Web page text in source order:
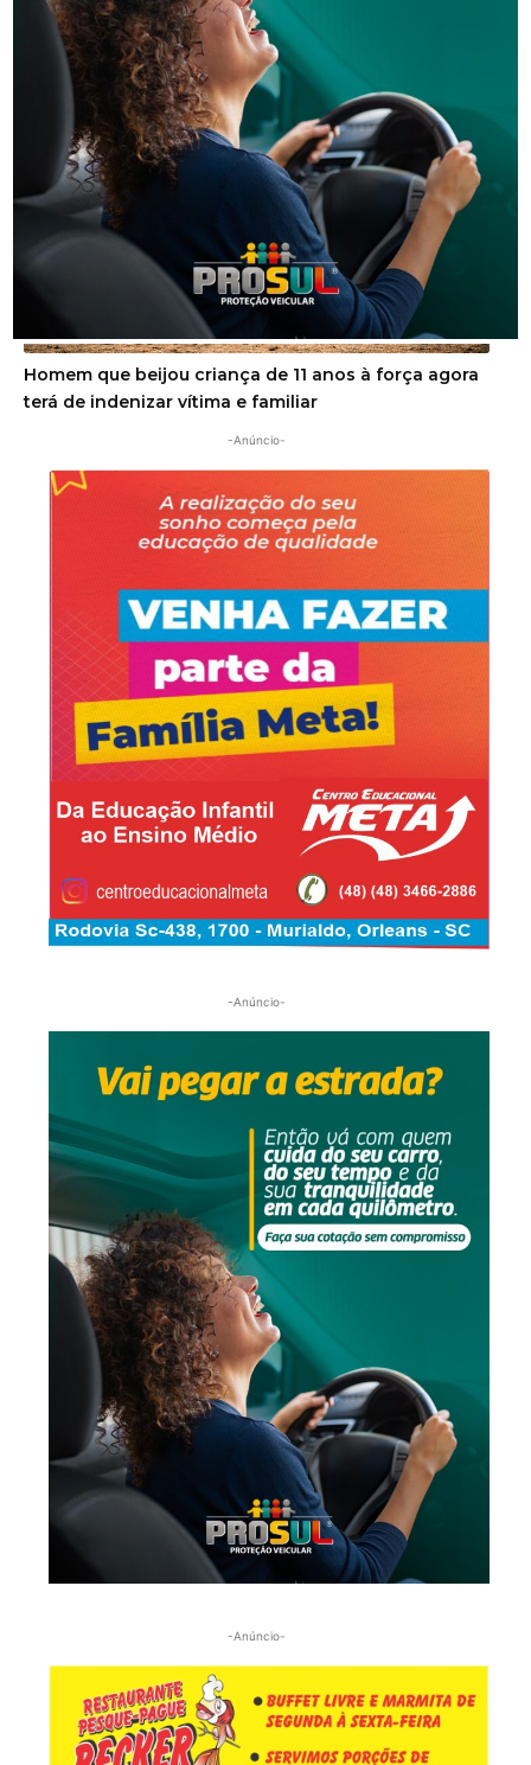
Segurança
Golpe do falso advogado em Urussanga deixa vítima
com prejuízo de R$ 51 mil
Homem que beijou criança de 11 anos à força agora
terá de indenizar vítima e familiar
-Anúncio-
-Anúncio-
-Anúncio-